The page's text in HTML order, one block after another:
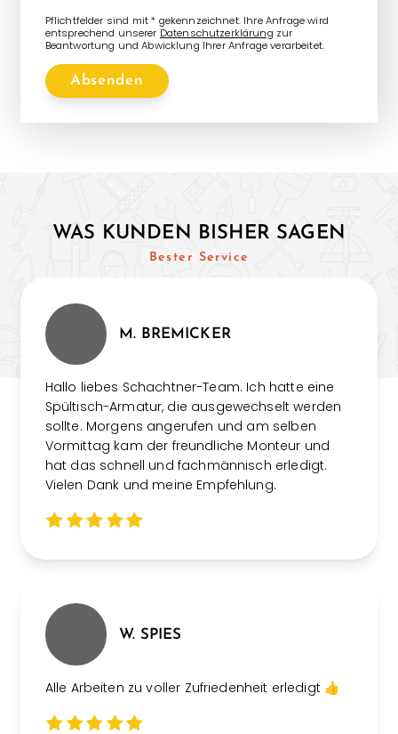
Pflichtfelder sind mit * gekennzeichnet. Ihre Anfrage wird
entsprechend unserer Datenschutzerklärung zur
Beantwortung und Abwicklung Ihrer Anfrage verarbeitet.
Absenden
WAS KUNDEN BISHER SAGEN
Bester Service
M. BREMICKER
Hallo liebes Schachtner-Team. Ich hatte eine
Spültisch-Armatur, die ausgewechselt werden
sollte. Morgens angerufen und am selben
Vormittag kam der freundliche Monteur und
hat das schnell und fachmännisch erledigt.
Vielen Dank und meine Empfehlung.
W. SPIES
Alle Arbeiten zu voller Zufriedenheit erledigt 👍